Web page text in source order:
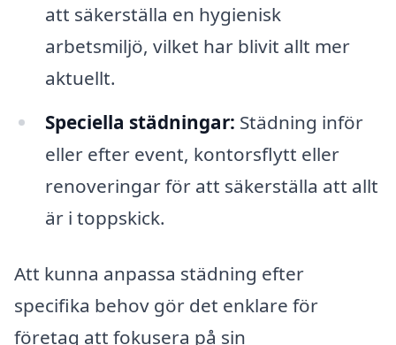
att säkerställa en hygienisk
arbetsmiljö, vilket har blivit allt mer
aktuellt.
Speciella städningar: Städning inför
eller efter event, kontorsflytt eller
renoveringar för att säkerställa att allt
är i toppskick.
Att kunna anpassa städning efter
specifika behov gör det enklare för
företag att fokusera på sin